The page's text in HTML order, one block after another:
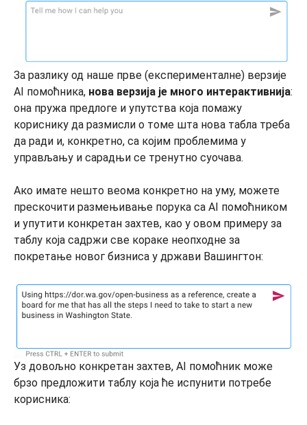
За разлику од наше прве (експерименталне) верзије
AI помоћника, нова верзија је много интерактивнија:
она пружа предлоге и упутства која помажу
кориснику да размисли о томе шта нова табла треба
да ради и, конкретно, са којим проблемима у
управљању и сарадњи се тренутно суочава.
Ако имате нешто веома конкретно на уму, можете
прескочити размењивање порука са AI помоћником
и упутити конкретан захтев, као у овом примеру за
таблу која садржи све кораке неопходне за
покретање новог бизниса у држави Вашингтон:
Уз довољно конкретан захтев, AI помоћник може
брзо предложити таблу која ће испунити потребе
корисника: